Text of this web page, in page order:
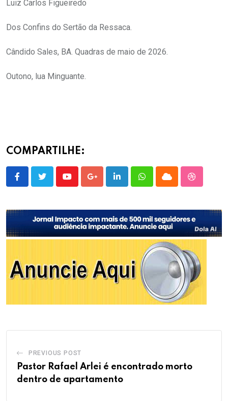
Luiz Carlos Figueiredo
Dos Confins do Sertão da Ressaca.
Cândido Sales, BA. Quadras de maio de 2026.
Outono, lua Minguante.
COMPARTILHE:
YoutubeGoogle+LinkedInWhatsappCloud
PREVIOUS POST
Pastor Rafael Arlei é encontrado morto
dentro de apartamento